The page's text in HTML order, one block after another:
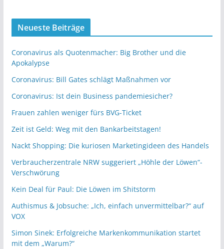
Neueste Beiträge
Coronavirus als Quotenmacher: Big Brother und die
Apokalypse
Coronavirus: Bill Gates schlägt Maßnahmen vor
Coronavirus: Ist dein Business pandemiesicher?
Frauen zahlen weniger fürs BVG-Ticket
Zeit ist Geld: Weg mit den Bankarbeitstagen!
Nackt Shopping: Die kuriosen Marketingideen des Handels
Verbraucherzentrale NRW suggeriert „Höhle der Löwen“-
Verschwörung
Kein Deal für Paul: Die Löwen im Shitstorm
Authismus & Jobsuche: „Ich, einfach unvermittelbar?“ auf
VOX
Simon Sinek: Erfolgreiche Markenkommunikation startet
mit dem „Warum?“